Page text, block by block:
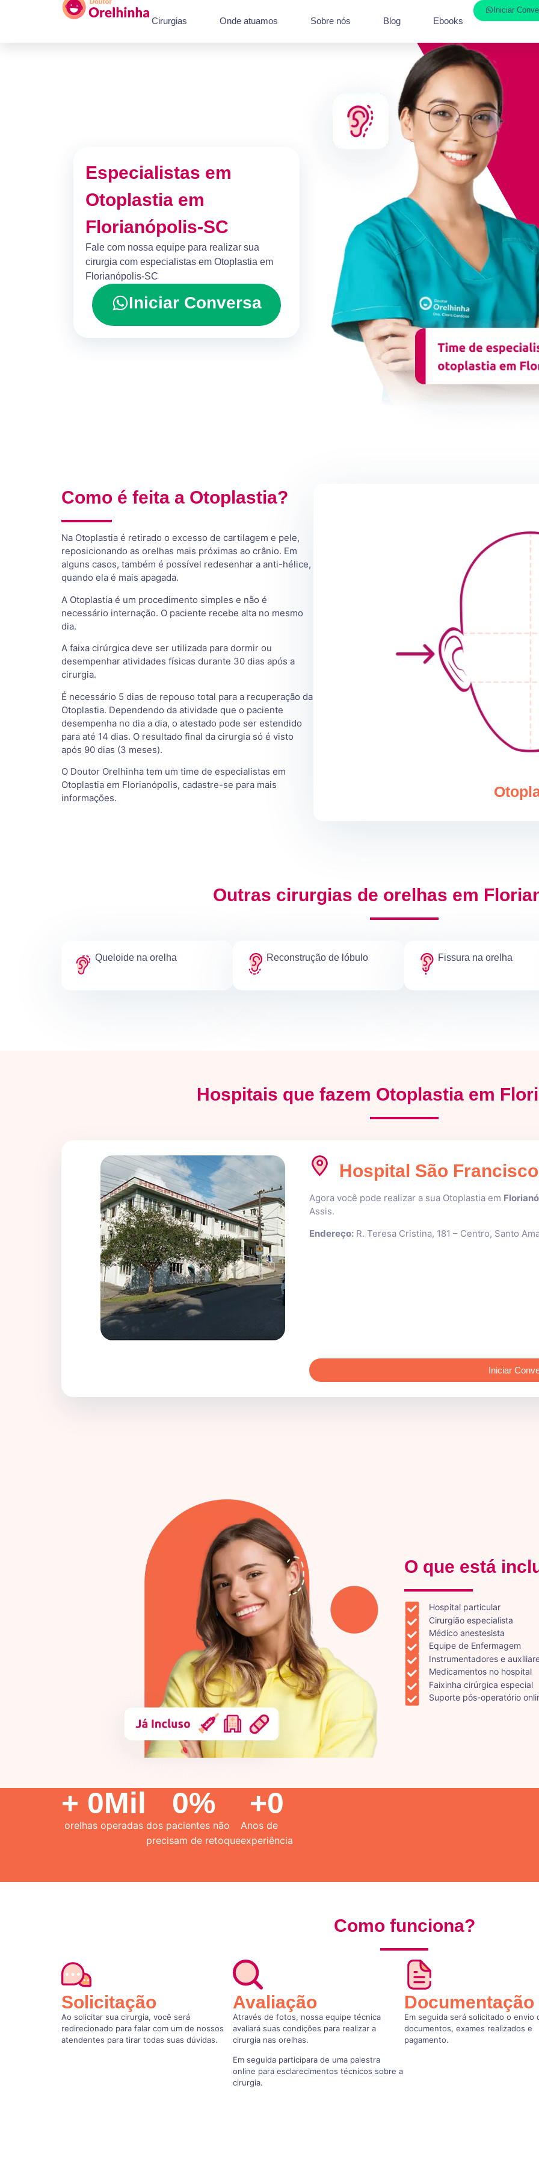
Cirurgias Onde atuamos Sobre nós Blog Ebooks
Iniciar
Especialistas em
Otoplastia em
Florianópolis-SC
Fale com nossa equipe para realizar sua
cirurgia com especialistas em Otoplastia em
Florianópolis-SC
Iniciar Conversa
Como é feita a Otoplastia?
Na Otoplastia é retirado o excesso de cartilagem e pele,
reposicionando as orelhas mais próximas ao crânio. Em
alguns casos, também é possível redesenhar a anti-hélice,
quando ela é mais apagada.
A Otoplastia é um procedimento simples e não é
necessário internação. O paciente recebe alta no mesmo
dia.
A faixa cirúrgica deve ser utilizada para dormir ou
desempenhar atividades físicas durante 30 dias após a
cirurgia.
É necessário 5 dias de repouso total para a recuperação da
Otoplastia. Dependendo da atividade que o paciente
desempenha no dia a dia, o atestado pode ser estendido
para até 14 dias. O resultado final da cirurgia só é visto
após 90 dias (3 meses).
O Doutor Orelhinha tem um time de especialistas em
Otoplastia em Florianópolis, cadastre-se para mais
informações.
Outras cirurgias de orelhas em
Queloide na orelha Reconstrução de lóbulo Fissura na orelha
Hospitais que fazem Otoplastia em
Hospital São
Agora você pode realizar a sua Otoplastia em
Assis.
Endereço:R. Teresa Cristina, 181 – Centro, Santo
Iniciar
O que está
Hospital particular
Cirurgião especialista
Médico anestesista
Equipe de Enfermagem
Instrumentadores e
Medicamentos no hospital
Faixinha cirúrgica especial
Suporte pós-operatório
orelhas operadas
+ 0Mil
dos pacientes não
precisam de retoque
0%
Anos de
experiência
+0
Como funciona?
Solicitação
Ao solicitar sua cirurgia, você será
redirecionado para falar com um de nossos
atendentes para tirar todas suas dúvidas.
Avaliação
Através de fotos, nossa equipe técnica
avaliará suas condições para realizar a
cirurgia nas orelhas.
Em seguida participara de uma palestra
online para esclarecimentos técnicos sobre a
cirurgia.
Documentação
Em seguida será solicitado o envio
documentos, exames realizados e
pagamento.